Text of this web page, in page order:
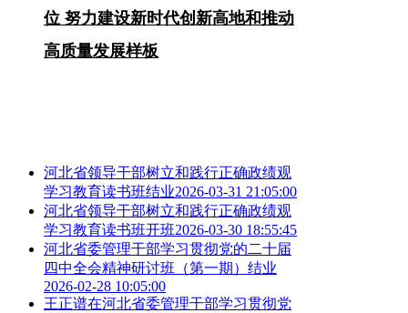
位 努力建设新时代创新高地和推动
高质量发展样板
河北省领导干部树立和践行正确政绩观
学习教育读书班结业2026-03-31 21:05:00
河北省领导干部树立和践行正确政绩观
学习教育读书班开班2026-03-30 18:55:45
河北省委管理干部学习贯彻党的二十届
四中全会精神研讨班（第一期）结业
2026-02-28 10:05:00
王正谱在河北省委管理干部学习贯彻党